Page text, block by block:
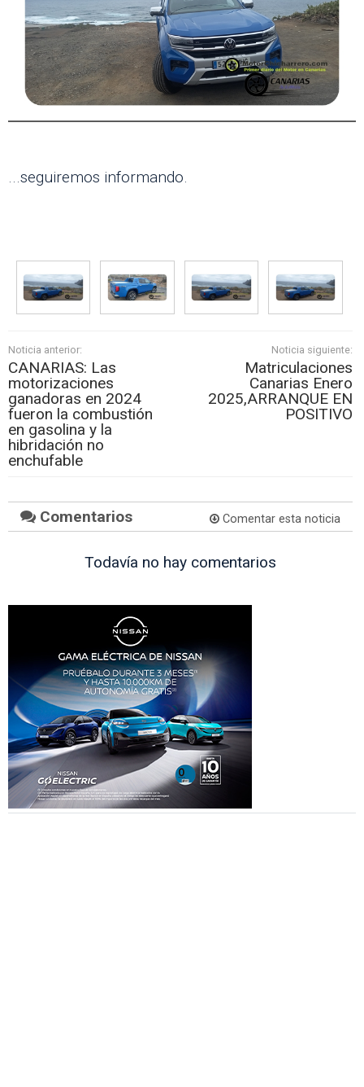
...seguiremos informando.
Noticia anterior:
CANARIAS: Las
motorizaciones
ganadoras en 2024
fueron la combustión
en gasolina y la
hibridación no
enchufable
Noticia siguiente:
Matriculaciones
Canarias Enero
2025,ARRANQUE EN
POSITIVO
Comentarios Comentar esta noticia
Todavía no hay comentarios